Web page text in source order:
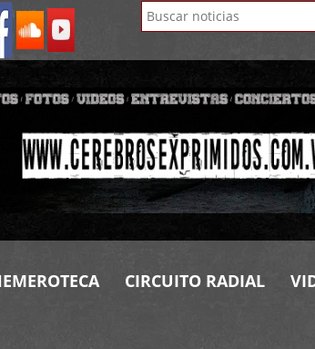
CIRCUITO RADIAL